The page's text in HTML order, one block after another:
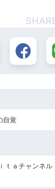
自覚
ｔａチャンネ